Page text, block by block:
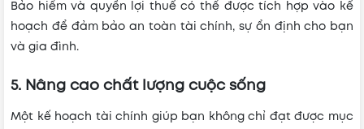
Bảo hiểm và quyền lợi thuế có thể được tích hợp vào kế
hoạch để đảm bảo an toàn tài chính, sự ổn định cho bạn
và gia đình.
5. Nâng cao chất lượng cuộc sống
Một kế hoạch tài chính giúp bạn không chỉ đạt được mục